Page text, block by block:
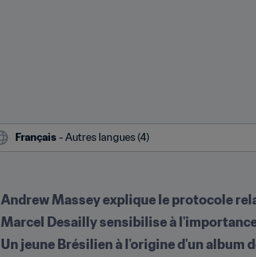
Français - Autres langues (4)
Andrew Massey explique le protocole
Marcel Desailly sensibilise à
Un jeune Brésilien à l'origine d'un album